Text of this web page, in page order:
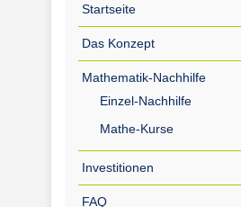
Startseite
Das Konzept
Mathematik-Nachhilfe
Einzel-Nachhilfe
Mathe-Kurse
Investitionen
FAQ